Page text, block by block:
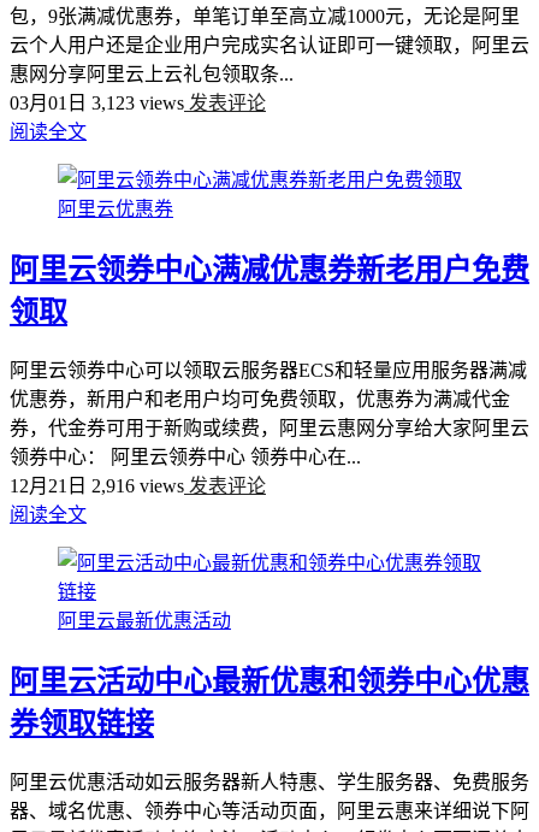
包，9张满减优惠券，单笔订单至高立减1000元，无论是阿里
云个人用户还是企业用户完成实名认证即可一键领取，阿里云
惠网分享阿里云上云礼包领取条...
03月01日 3,123 views 发表评论
阅读全文
阿里云优惠券
阿里云领券中心满减优惠券新老用户免费
领取
阿里云领券中心可以领取云服务器ECS和轻量应用服务器满减
优惠券，新用户和老用户均可免费领取，优惠券为满减代金
券，代金券可用于新购或续费，阿里云惠网分享给大家阿里云
领券中心： 阿里云领券中心 领券中心在...
12月21日 2,916 views 发表评论
阅读全文
阿里云最新优惠活动
阿里云活动中心最新优惠和领券中心优惠
券领取链接
阿里云优惠活动如云服务器新人特惠、学生服务器、免费服务
器、域名优惠、领券中心等活动页面，阿里云惠来详细说下阿